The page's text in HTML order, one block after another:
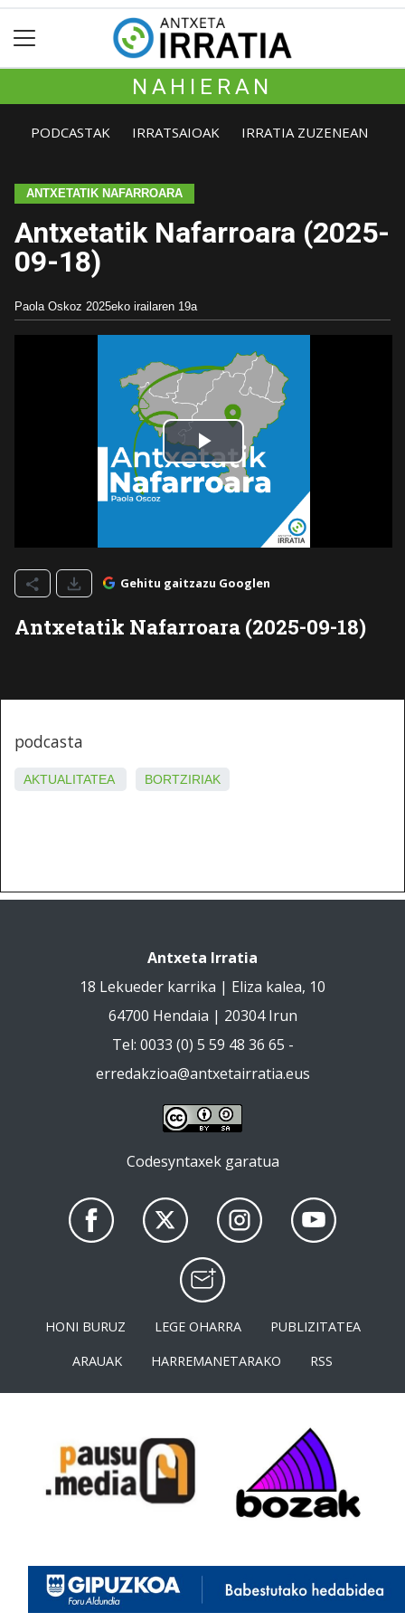
NAHIERAN
PODCASTAK IRRATSAIOAK IRRATIA ZUZENEAN
ANTXETATIK NAFARROARA
Antxetatik Nafarroara (2025-
09-18)
Paola Oskoz 2025eko irailaren 19a
Gehitu gaitzazu Googlen
Antxetatik Nafarroara (2025-09-18)
podcasta
AKTUALITATEA BORTZIRIAK
Antxeta Irratia
18 Lekueder karrika | Eliza kalea, 10
64700 Hendaia | 20304 Irun
Tel: 0033 (0) 5 59 48 36 65 -
erredakzioa@antxetairratia.eus
Codesyntaxek garatua
HONI BURUZ LEGE OHARRA
PUBLIZITATEA
ARAUAK
HARREMANETARAKO RSS